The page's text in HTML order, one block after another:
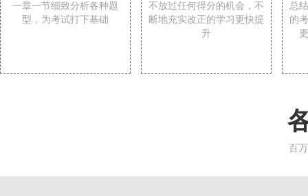
一章一节细致分析各种题
型，为考试打下基础
不放过任何得分的机会，不
断地充实改正的学习更快提
升
总
的
百